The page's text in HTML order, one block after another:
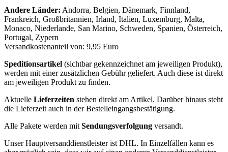
Andere Länder: Andorra, Belgien, Dänemark, Finnland,
Frankreich, Großbritannien, Irland, Italien, Luxemburg, Malta,
Monaco, Niederlande, San Marino, Schweden, Spanien, Österreich,
Portugal, Zypern
Versandkostenanteil von: 9,95 Euro
Speditionsartikel (sichtbar gekennzeichnet am jeweiligen Produkt),
werden mit einer zusätzlichen Gebühr geliefert. Auch diese ist direkt
am jeweiligen Produkt zu finden.
Aktuelle Lieferzeiten stehen direkt am Artikel. Darüber hinaus steht
die Lieferzeit auch in der Bestelleingangsbestätigung.
Alle Pakete werden mit Sendungsverfolgung versandt.
Unser Hauptversanddienstleister ist DHL. In Einzelfällen kann es